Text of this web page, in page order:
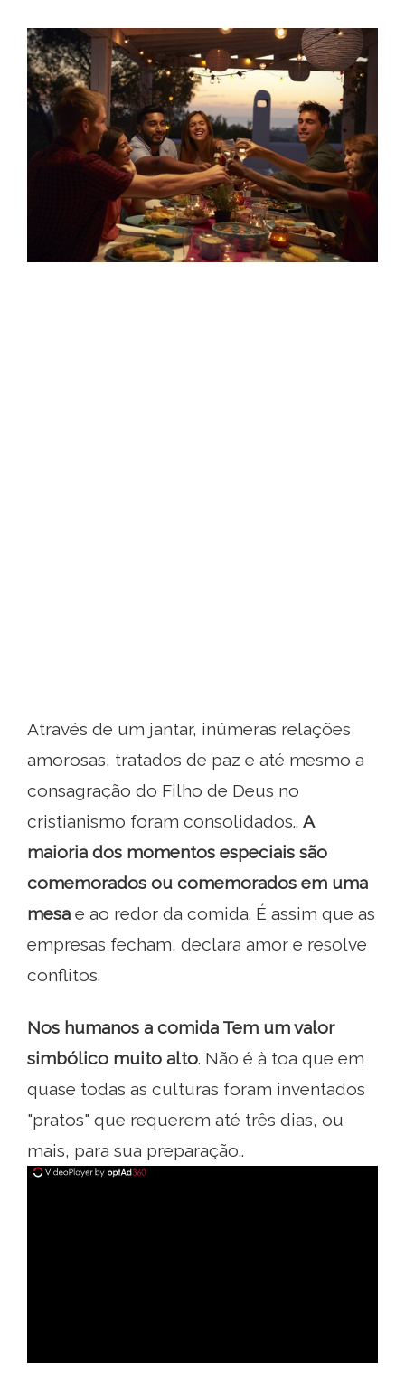
Através de um jantar, inúmeras relações
amorosas, tratados de paz e até mesmo a
consagração do Filho de Deus no
cristianismo foram consolidados.. A
maioria dos momentos especiais são
comemorados ou comemorados em uma
mesa e ao redor da comida. É assim que as
empresas fecham, declara amor e resolve
conflitos.
Nos humanos a comida Tem um valor
simbólico muito alto. Não é à toa que em
quase todas as culturas foram inventados
"pratos" que requerem até três dias, ou
mais, para sua preparação..